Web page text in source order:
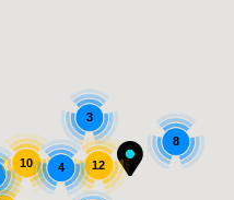
3
8
10 12
4